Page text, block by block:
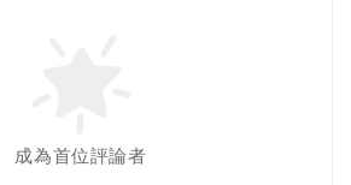
成為首位評論者